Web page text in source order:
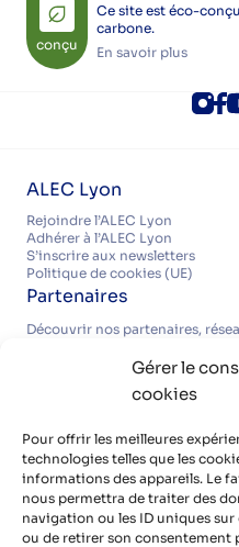
Gérer le
cookies
Pour offrir les meilleures
technologies telles que les
informations des appareils. Le
nous permettra de traiter des
navigation ou les ID uniques
ou de retirer son
conçu
Ce site est éco-
carbone.
En savoir plus
ALEC Lyon
Rejoindre l’ALEC Lyon
Adhérer à l’ALEC Lyon
S’inscrire aux newsletters
Politique de cookies (UE)
Partenaires
Découvrir nos partenaires,
Infos pratiques
Mentions légales
Politique de confidentialité
Organisme de formation certifié
Avec le soutien de